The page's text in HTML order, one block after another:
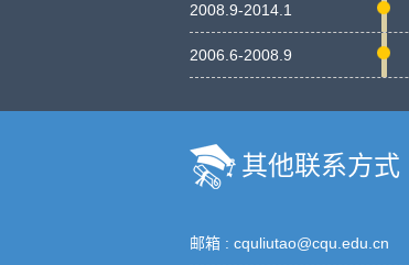
2008.9-2014.1
2006.6-2008.9
其他联系方式
邮箱 : cquliutao@cqu.edu.cn